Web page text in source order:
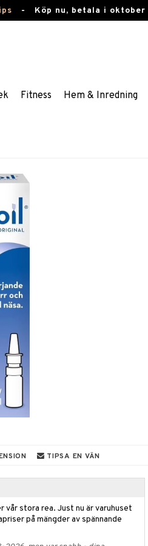
- Köp nu, betala i
Fitness Hem & Inredning
TIPSA EN VÄN
vår stora rea. Just nu är varuhuset
på mängder av spännande